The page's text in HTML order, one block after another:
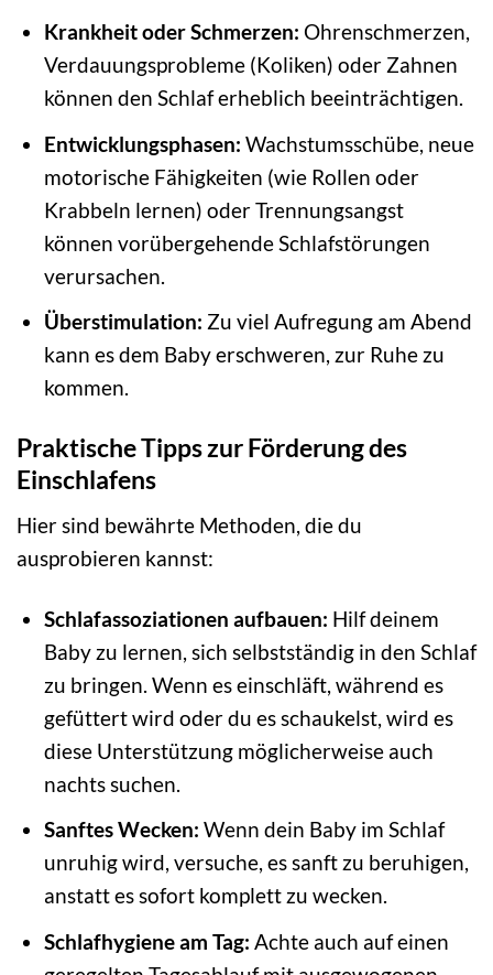
Krankheit oder Schmerzen: Ohrenschmerzen,
Verdauungsprobleme (Koliken) oder Zahnen
können den Schlaf erheblich beeinträchtigen.
Entwicklungsphasen: Wachstumsschübe, neue
motorische Fähigkeiten (wie Rollen oder
Krabbeln lernen) oder Trennungsangst
können vorübergehende Schlafstörungen
verursachen.
Überstimulation: Zu viel Aufregung am Abend
kann es dem Baby erschweren, zur Ruhe zu
kommen.
Praktische Tipps zur Förderung des
Einschlafens
Hier sind bewährte Methoden, die du
ausprobieren kannst:
Schlafassoziationen aufbauen: Hilf deinem
Baby zu lernen, sich selbstständig in den Schlaf
zu bringen. Wenn es einschläft, während es
gefüttert wird oder du es schaukelst, wird es
diese Unterstützung möglicherweise auch
nachts suchen.
Sanftes Wecken: Wenn dein Baby im Schlaf
unruhig wird, versuche, es sanft zu beruhigen,
anstatt es sofort komplett zu wecken.
Schlafhygiene am Tag: Achte auch auf einen